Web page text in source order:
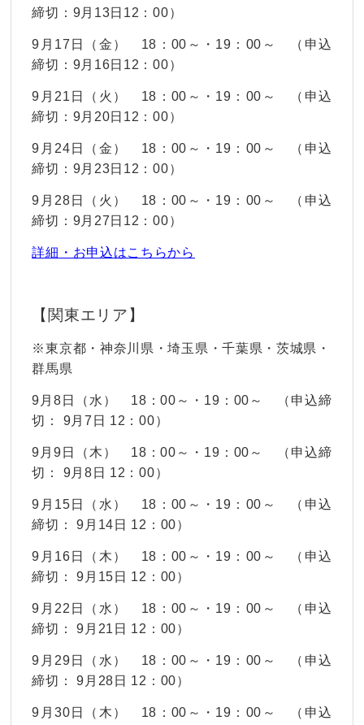
締切：9月13日12：00）
9月17日（金） 18：00～・19：00～ （申込
締切：9月16日12：00）
9月21日（火） 18：00～・19：00～ （申込
締切：9月20日12：00）
9月24日（金） 18：00～・19：00～ （申込
締切：9月23日12：00）
9月28日（火） 18：00～・19：00～ （申込
締切：9月27日12：00）
詳細・お申込はこちらから
【関東エリア】
※東京都・神奈川県・埼玉県・千葉県・茨城県・
群馬県
9月8日（水） 18：00～・19：00～ （申込締
切： 9月7日 12：00）
9月9日（木） 18：00～・19：00～ （申込締
切： 9月8日 12：00）
9月15日（水） 18：00～・19：00～ （申込
締切： 9月14日 12：00）
9月16日（木） 18：00～・19：00～ （申込
締切： 9月15日 12：00）
9月22日（水） 18：00～・19：00～ （申込
締切： 9月21日 12：00）
9月29日（水） 18：00～・19：00～ （申込
締切： 9月28日 12：00）
9月30日（木） 18：00～・19：00～ （申込